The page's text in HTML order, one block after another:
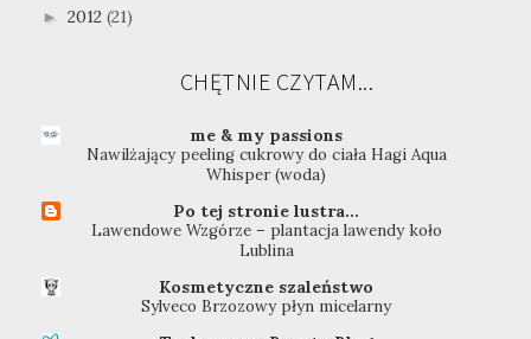
► 2012 (21)
CHĘTNIE CZYTAM...
me & my passions
Nawilżający peeling cukrowy do ciała Hagi Aqua
Whisper (woda)
Po tej stronie lustra...
Lawendowe Wzgórze – plantacja lawendy koło
Lublina
Kosmetyczne szaleństwo
Sylveco Brzozowy płyn micelarny